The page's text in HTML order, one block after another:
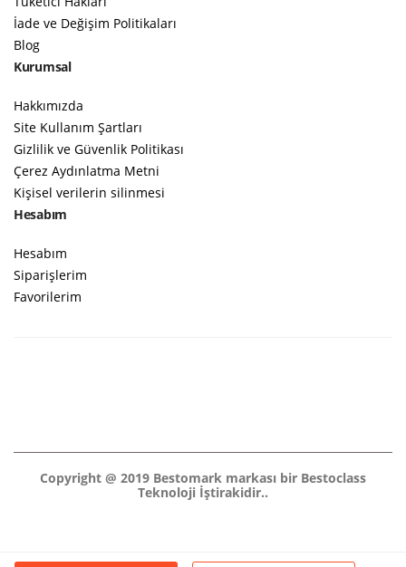
İade ve Değişim Politikaları
Blog
Kurumsal
Hakkımızda
Site Kullanım Şartları
Gizlilik ve Güvenlik Politikası
Çerez Aydınlatma Metni
Kişisel verilerin silinmesi
Hesabım
Hesabım
Siparişlerim
Favorilerim
Copyright @ 2019 Bestomark markası bir Bestoclass
Teknoloji İştirakidir..